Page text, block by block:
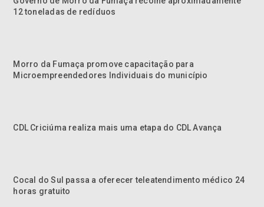
12 toneladas de redíduos
Morro da Fumaça promove capacitação para
Microempreendedores Individuais do município
CDL Criciúma realiza mais uma etapa do CDL Avança
Cocal do Sul passa a oferecer teleatendimento médico 24
horas gratuito